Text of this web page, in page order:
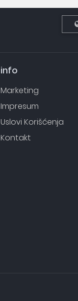
info
Marketing
Impresum
Uslovi Korišćenja
Kontakt